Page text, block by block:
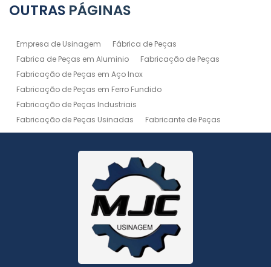
OUTRAS PÁGINAS
Empresa de Usinagem
Fábrica de Peças
Fabrica de Peças em Aluminio
Fabricação de Peças
Fabricação de Peças em Aço Inox
Fabricação de Peças em Ferro Fundido
Fabricação de Peças Industriais
Fabricação de Peças Usinadas
Fabricante de Peças
Fabricante de Peças de Máquinas
Manutenção de Máquina
Peças Usinadas
Serviço de Soldagem
Serviço de Usinagem
Serviço de Usinagem Pesada
Serviços de Usinagem CNC
Serviços de Usinagem de Peças
Serviços de Usinagem Tornearia e Solda
Usinagem
Usinagem Aluminio
Usinagem de Alta Precisão
Usinagem de Alumínio